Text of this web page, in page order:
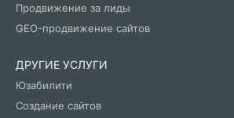
Продвижение за лиды
GEO-продвижение сайтов
ДРУГИЕ УСЛУГИ
Юзабилити
Создание сайтов